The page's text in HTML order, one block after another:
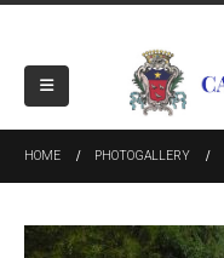
HOME PHOTOGALLERY